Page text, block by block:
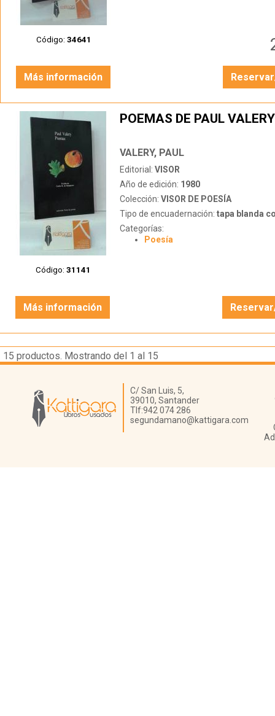
Código: 34641
Más información
Código: 31141
POEMAS DE PAUL VALERY
VALERY, PAUL
Editorial: VISOR
Año de edición: 1980
Colección: VISOR DE POESÍA
Tipo de encuadernación: tapa blanda
Categorías:
Poesía
Más información
15 productos. Mostrando del 1 al 15
Librería Kattigara
C/ San Luis, 5,
39010, Santander
Tlf:942 074 286
segundamano@kattigara.com